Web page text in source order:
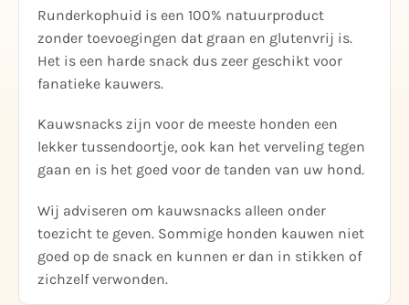
Runderkophuid is een 100% natuurproduct
zonder toevoegingen dat graan en glutenvrij is.
Het is een harde snack dus zeer geschikt voor
fanatieke kauwers.
Kauwsnacks zijn voor de meeste honden een
lekker tussendoortje, ook kan het verveling tegen
gaan en is het goed voor de tanden van uw hond.
Wij adviseren om kauwsnacks alleen onder
toezicht te geven. Sommige honden kauwen niet
goed op de snack en kunnen er dan in stikken of
zichzelf verwonden.